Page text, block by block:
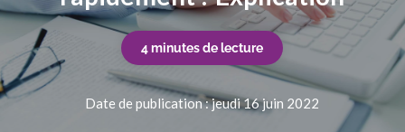
4 minutes de lecture
Date de publication : jeudi 16 juin 2022